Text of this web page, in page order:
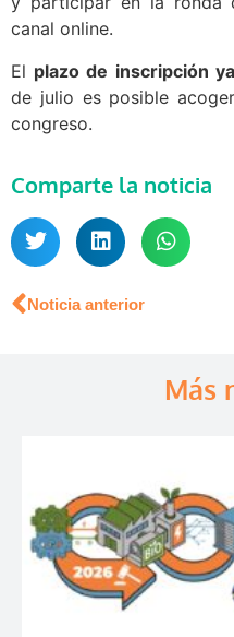
canal online.
El plazo de inscripción
de julio es posible
congreso.
Comparte la noticia
Noticia anterior
Más